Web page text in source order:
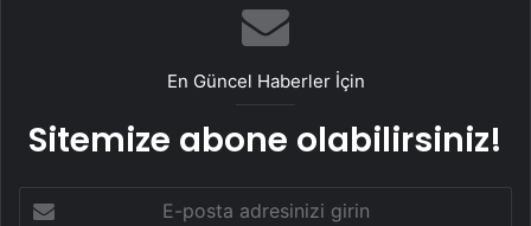
En Güncel Haberler İçin
Sitemize abone olabilirsiniz!